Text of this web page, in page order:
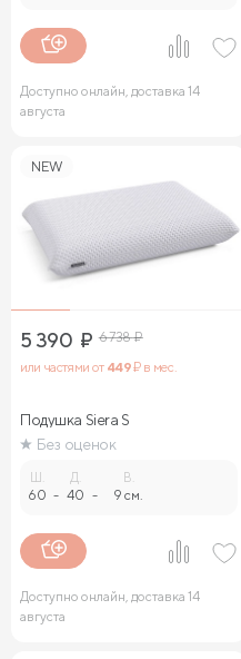
Доступно онлайн, доставка 14
августа
NEW
5 390 ₽ 6 738₽
или частями от 449₽ в мес.
Подушка Siera S
Без оценок
60 -
Д.
40 -
В.
9 см.
Доступно онлайн, доставка 14
августа